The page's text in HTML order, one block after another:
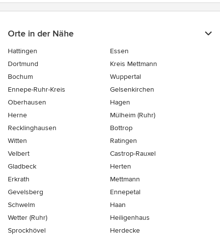
Orte in der Nähe
Hattingen
Essen
Dortmund
Kreis Mettmann
Bochum
Wuppertal
Ennepe-Ruhr-Kreis
Gelsenkirchen
Oberhausen
Hagen
Herne
Mülheim (Ruhr)
Recklinghausen
Bottrop
Witten
Ratingen
Velbert
Castrop-Rauxel
Gladbeck
Herten
Erkrath
Mettmann
Gevelsberg
Ennepetal
Schwelm
Haan
Wetter (Ruhr)
Heiligenhaus
Sprockhövel
Herdecke